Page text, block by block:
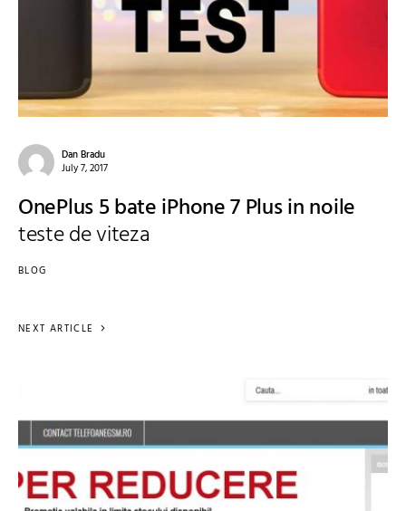
Dan Bradu
July 7, 2017
OnePlus 5 bate iPhone 7 Plus in noile
teste de viteza
BLOG
NEXT ARTICLE